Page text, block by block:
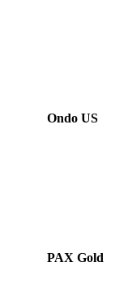
Ondo US
PAX Gold